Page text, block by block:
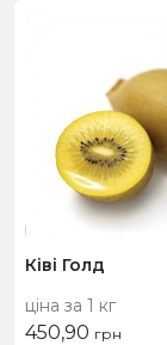
Ківі Голд
ціна за 1 кг
450,90 грн